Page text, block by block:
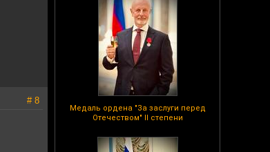
Медаль ордена "За заслуги перед
Отечеством" II степени
# 8